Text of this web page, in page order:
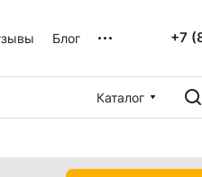
Блог +7
Каталог